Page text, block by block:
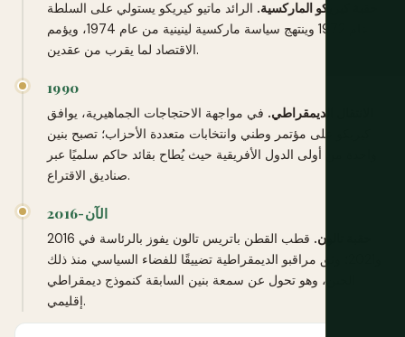
حقبة كيريكو الماركسية. الرائد ماتيو كيريكو يستولي على السلطة
عام 1972 وينتهج سياسة ماركسية لينينية من عام 1974، ويؤمم
الاقتصاد لما يقرب من عقدين.
1990
الانتقال الديمقراطي. في مواجهة الاحتجاجات الجماهيرية، يوافق
كيريكو على مؤتمر وطني وانتخابات متعددة الأحزاب؛ تصبح بنين
واحدة من أولى الدول الأفريقية حيث يُطاح بقائد حاكم سلميًا عبر
صناديق الاقتراع.
2016-الآن
حقبة تالون.
قطب القطن باتريس تالون يفوز بالرئاسة في 2016
و2021؛ وثق مراقبو الديمقراطية تضييقًا للفضاء السياسي منذ ذلك
الحين، وهو تحول عن سمعة بنين السابقة كنموذج ديمقراطي
إقليمي.